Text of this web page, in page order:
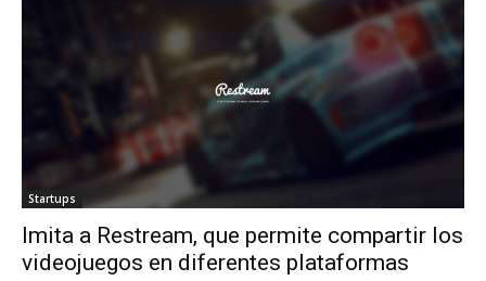
Startups
Imita a Restream, que permite compartir los
videojuegos en diferentes plataformas